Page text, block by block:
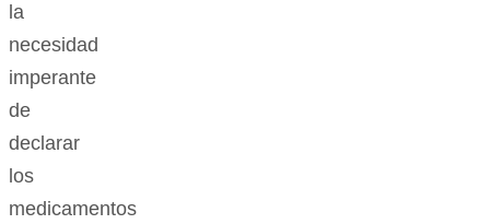
la
necesidad
imperante
de
declarar
los
medicamentos